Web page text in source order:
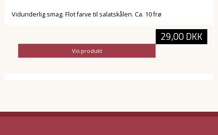
Vidunderlig smag. Flot farve til salatskålen. Ca. 10 frø
29,00 DKK
Vis produkt